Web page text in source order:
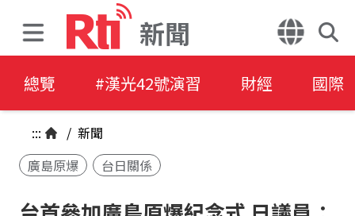
新聞
總覽 #漢光42號演習 財經 國際
::: / 新聞
廣島原爆
台日關係